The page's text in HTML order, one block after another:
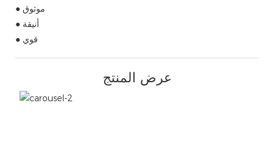
● موثوق
● أنيقة
● قوي
عرض المنتج